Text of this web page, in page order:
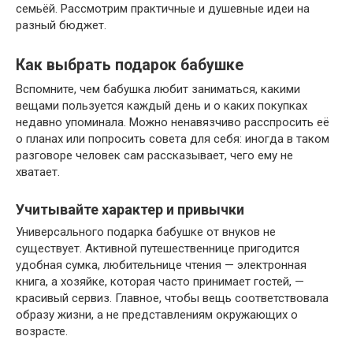
семьёй. Рассмотрим практичные и душевные идеи на
разный бюджет.
Как выбрать подарок бабушке
Вспомните, чем бабушка любит заниматься, какими
вещами пользуется каждый день и о каких покупках
недавно упоминала. Можно ненавязчиво расспросить её
о планах или попросить совета для себя: иногда в таком
разговоре человек сам рассказывает, чего ему не
хватает.
Учитывайте характер и привычки
Универсального подарка бабушке от внуков не
существует. Активной путешественнице пригодится
удобная сумка, любительнице чтения — электронная
книга, а хозяйке, которая часто принимает гостей, —
красивый сервиз. Главное, чтобы вещь соответствовала
образу жизни, а не представлениям окружающих о
возрасте.